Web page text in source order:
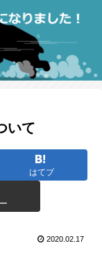
いて
はてブ
2020.02.17